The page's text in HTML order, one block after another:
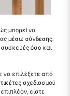
μπορεί να
μέσω σύνδεσης.
συσκευές όσο και
να επιλέξετε από
σχεδιασμού
είστε